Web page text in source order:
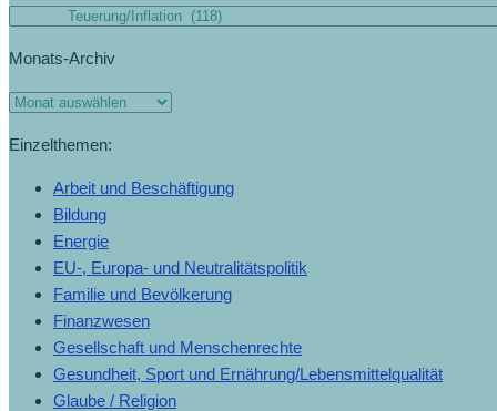
Monats-Archiv
Einzelthemen:
Arbeit und Beschäftigung
Bildung
Energie
EU-, Europa- und Neutralitätspolitik
Familie und Bevölkerung
Finanzwesen
Gesellschaft und Menschenrechte
Gesundheit, Sport und Ernährung/Lebensmittelqualität
Glaube / Religion